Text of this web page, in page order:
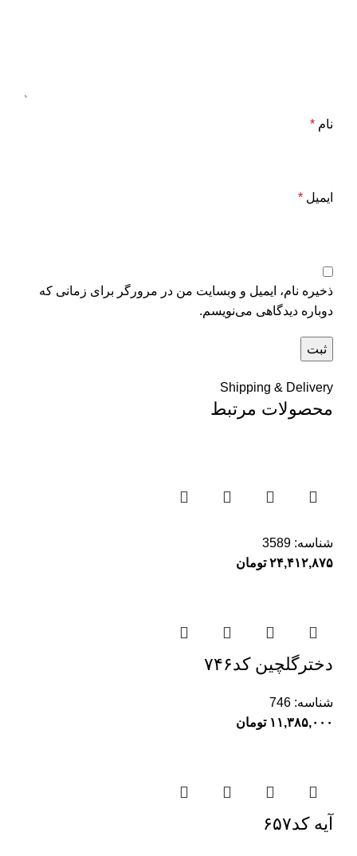
نام *
ایمیل *
ذخیره نام، ایمیل و وبسایت من در مرورگر برای زمانی که
دوباره دیدگاهی می‌نویسم.
Shipping & Delivery
محصولات مرتبط
شناسه: 3589
۲۴,۴۱۲,۸۷۵ تومان
دخترگلچین کد۷۴۶
شناسه: 746
۱۱,۳۸۵,۰۰۰ تومان
آیه کد۶۵۷